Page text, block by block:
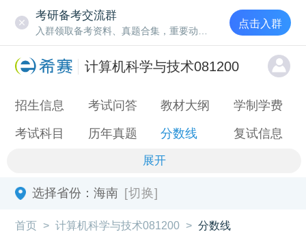
考研备考交流群
点击入群
计算机科学与技术081200
招生信息 考试问答 教材大纲 学制学费
考试科目 历年真题 分数线 复试信息
展开
选择省份： 海南 [切换]
首页 > 计算机科学与技术081200 > 分数线